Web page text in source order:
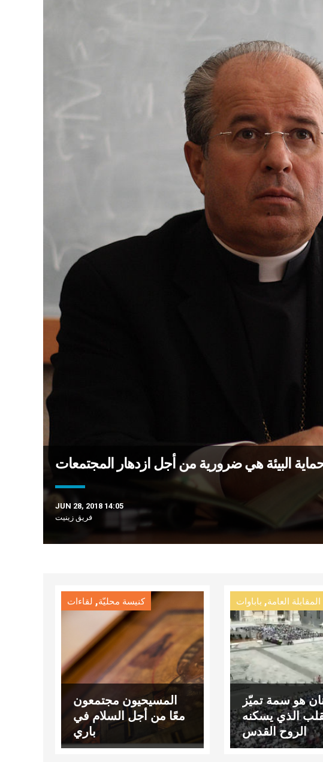
البيئة هي ضرورية من أجل ازدهار المجتمعات
JUN 28, 2018 14:05
فريق زينيت
كنيسة محليّة, لقاءات
المسيحيون مجتمعون
معًا من أجل السلام في
باري
المقابلة العامة, باباوات
هو سمة تميّز
الذي يسكنه
الروح القدس